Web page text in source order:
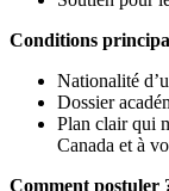
Conditions
Nationalité
Dossier
Plan clair qui
Canada et à
Comment postuler